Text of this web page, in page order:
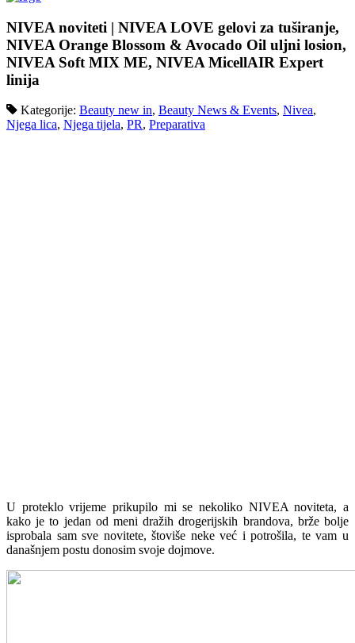
NIVEA noviteti | NIVEA LOVE gelovi za tuširanje,
NIVEA Orange Blossom & Avocado Oil uljni losion,
NIVEA Soft MIX ME, NIVEA MicellAIR Expert
linija
Kategorije: Beauty new in, Beauty News & Events, Nivea,
Njega lica, Njega tijela, PR, Preparativa
U proteklo vrijeme prikupilo mi se nekoliko NIVEA noviteta, a
kako je to jedan od meni dražih drogerijskih brandova, brže bolje
isprobala sam sve novitete, štoviše neke već i potrošila, te vam u
današnjem postu donosim svoje dojmove.